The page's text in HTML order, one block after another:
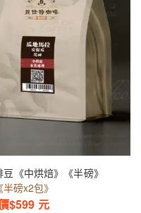
《中烘焙》《半磅》
磅x2包》
$599 元